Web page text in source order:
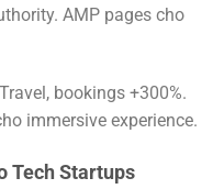
AMP pages cho
bookings +300%.
immersive experience.
Tech Startups